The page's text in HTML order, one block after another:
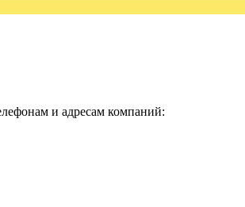
и адресам компаний: